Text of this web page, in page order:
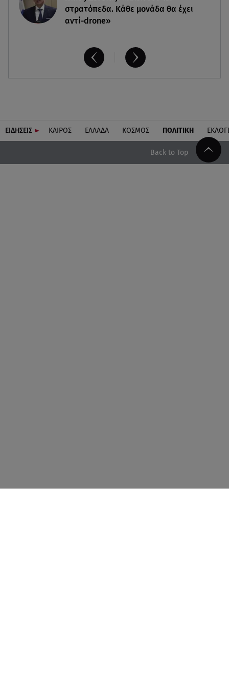
στρατόπεδα. Kάθε μονάδα θα έχει
αντί-drone»
ΕΙΔΗΣΕΙΣ ΚΑΙΡΟΣ ΕΛΛΑΔΑ ΚΟΣΜΟΣ ΠΟΛΙΤΙΚΗ
Back to Top